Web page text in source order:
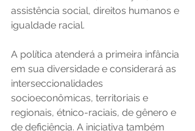
assistência social, direitos humanos e
igualdade racial.
A política atenderá a primeira infância
em sua diversidade e considerará as
interseccionalidades
socioeconômicas, territoriais e
regionais, étnico-raciais, de gênero e
de deficiência. A iniciativa também